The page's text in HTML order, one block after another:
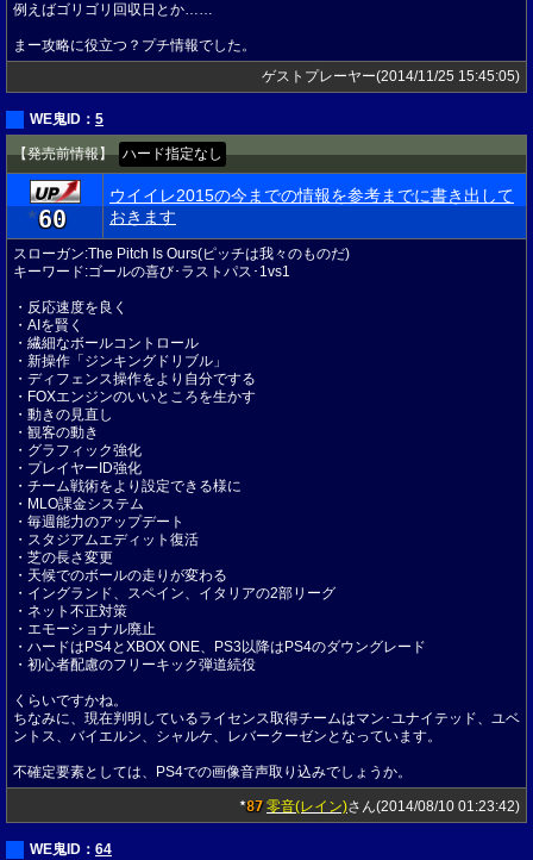
例えばゴリゴリ回収日とか……
まー攻略に役立つ？プチ情報でした。
ゲストプレーヤー(2014/11/25 15:45:05)
WE鬼ID： 5
【発売前情報】 ハード指定なし
★60
ウイイレ2015の今までの情報を参考までに書き出して
おきます
スローガン:The Pitch Is Ours(ピッチは我々のものだ)
キーワード:ゴールの喜び･ラストパス･1vs1
・反応速度を良く
・AIを賢く
・繊細なボールコントロール
・新操作「ジンキングドリブル」
・ディフェンス操作をより自分でする
・FOXエンジンのいいところを生かす
・動きの見直し
・観客の動き
・グラフィック強化
・プレイヤーID強化
・チーム戦術をより設定できる様に
・MLO課金システム
・毎週能力のアップデート
・スタジアムエディット復活
・芝の長さ変更
・天候でのボールの走りが変わる
・イングランド、スペイン、イタリアの2部リーグ
・ネット不正対策
・エモーショナル廃止
・ハードはPS4とXBOX ONE、PS3以降はPS4のダウングレード
・初心者配慮のフリーキック弾道続役
くらいですかね。
ちなみに、現在判明しているライセンス取得チームはマン･ユナイテッド、ユベ
ントス、バイエルン、シャルケ、レバークーゼンとなっています。
不確定要素としては、PS4での画像音声取り込みでしょうか。
★87 零音(レイン)さん(2014/08/10 01:23:42)
WE鬼ID： 64